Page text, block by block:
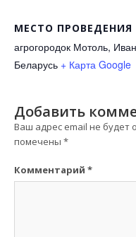
МЕСТО ПРОВЕДЕНИЯ
агрогородок Мотоль,
Беларусь + Карта Google
Добавить
Ваш адрес email не будет
помечены *
Комментарий *